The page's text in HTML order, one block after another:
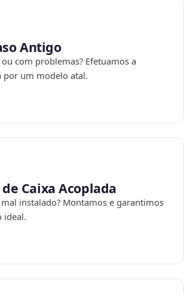
Antigo
ou com problemas? Efetuamos a
por um modelo atal.
Caixa Acoplada
instalado? Montamos e garantimos
ideal.